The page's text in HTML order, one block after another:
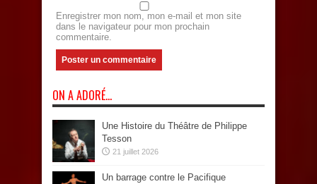
Enregistrer mon nom, mon e-mail et mon site
dans le navigateur pour mon prochain
commentaire.
ON A ADORÉ…
Une Histoire du Théâtre de Philippe
Tesson
21 juillet 2026
Un barrage contre le Pacifique